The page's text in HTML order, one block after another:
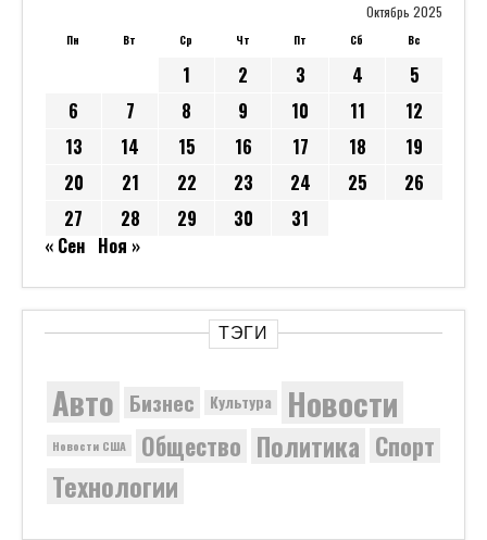
Октябрь 2025
Пн Вт Ср Чт Пт Сб Вс
1 2 3 4
5
6
7 8 9 10 11
12
13
14 15 16 17 18
19
20
21 22 23 24 25
26
27
28 29 30
31
« Сен Ноя »
ТЭГИ
Авто Бизнес Культура Новости
Новости США Общество Политика Спорт
Технологии